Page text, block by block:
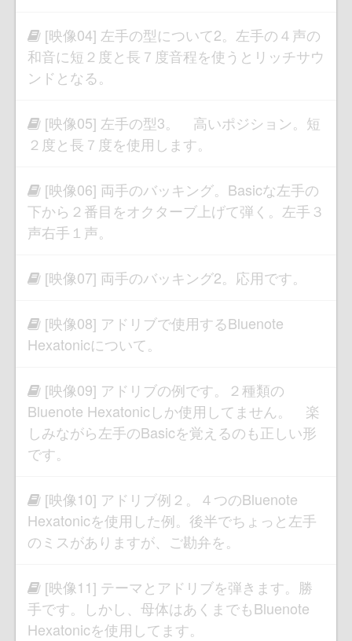
[映像04] 左手の型について2。左手の４声の
和音に短２度と長７度音程を使うとリッチサウ
ンドとなる。
[映像05] 左手の型3。 高いポジション。短
２度と長７度を使用します。
[映像06] 両手のバッキング。Basicな左手の
下から２番目をオクターブ上げて弾く。左手３
声右手１声。
[映像07] 両手のバッキング2。応用です。
[映像08] アドリブで使用するBluenote
Hexatonicについて。
[映像09] アドリブの例です。２種類の
Bluenote Hexatonicしか使用してません。 楽
しみながら左手のBasicを覚えるのも正しい形
です。
[映像10] アドリブ例２。４つのBluenote
Hexatonicを使用した例。後半でちょっと左手
のミスがありますが、ご勘弁を。
[映像11] テーマとアドリブを弾きます。勝
手です。しかし、母体はあくまでもBluenote
Hexatonicを使用してます。